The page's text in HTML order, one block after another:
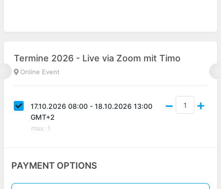
Termine 2026 - Live via Zoom mit Timo
Online Event
17.10.2026 08:00 - 18.10.2026 13:00
GMT+2
max: 1
PAYMENT OPTIONS